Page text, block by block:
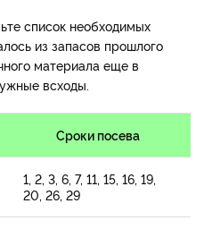
список необходимых
из запасов прошлого
материала еще в
всходы.
Сроки посева
1, 2, 3, 6, 7, 11, 15, 16, 19,
20, 26, 29